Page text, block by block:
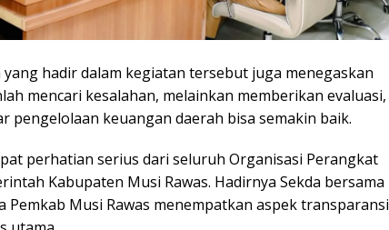
yang hadir dalam kegiatan tersebut juga menegaskan
mencari kesalahan, melainkan memberikan evaluasi,
pengelolaan keuangan daerah bisa semakin baik.
perhatian serius dari seluruh Organisasi Perangkat
Kabupaten Musi Rawas. Hadirnya Sekda bersama
Pemkab Musi Rawas menempatkan aspek transparansi